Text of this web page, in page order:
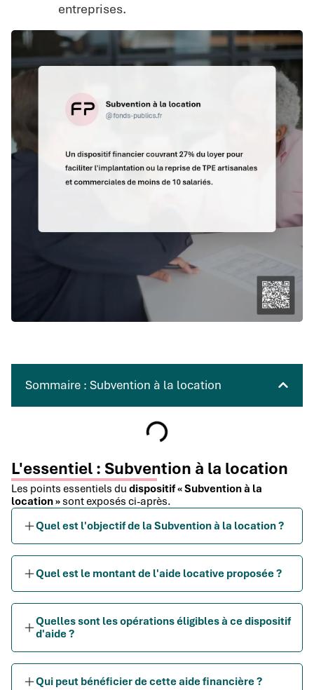
entreprises.
Sommaire : Subvention à la location
L'essentiel : Subvention à la location
Les points essentiels du dispositif « Subvention à la
location » sont exposés ci-après.
Quel est l'objectif de la Subvention à la location ?
Quel est le montant de l'aide locative proposée ?
Quelles sont les opérations éligibles à ce dispositif
d'aide ?
Qui peut bénéficier de cette aide financière ?